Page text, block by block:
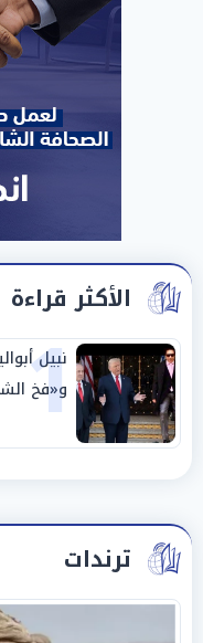
الأكثر قراءة
1
نبيل
و«فخ
وحليفه
ترندات